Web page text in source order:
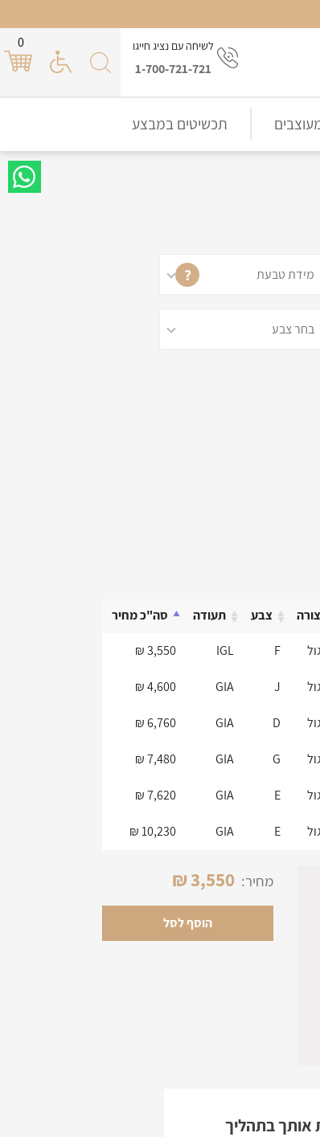
0 לשיחה עם נציג חייגו
1-700-721-721
תכשיטים במבצע
?
צורה צבע תעודה
סה"כ מחיר
צורה תעודה סה"כ מחיר F
IGL
3,550 ₪
J
GIA
4,600 ₪
D
GIA
6,760 ₪
G
GIA
7,480 ₪
E
GIA
7,620 ₪
E
GIA
10,230 ₪
מחיר: 3,550
₪
הוסף לסל
אותך בתהליך